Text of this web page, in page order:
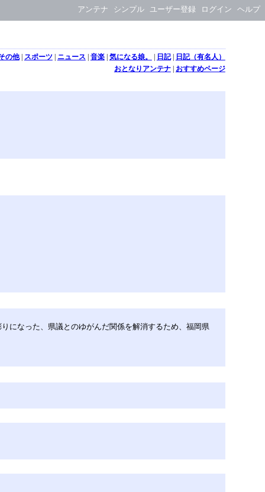
アンテナ シンプル ユーザー登録 ログイン ヘルプ
の他| スポーツ| ニュース | 音楽| 気になる娘。 | 日記| 日記（有名人）
おとなりアンテナ| おすすめページ
になった、県議とのゆがんだ関係を解消するため、福岡県